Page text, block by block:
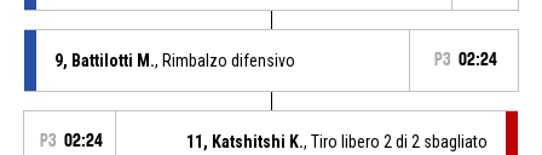
9, Battilotti M., Rimbalzo difensivo P3 02:24
P3 02:24 11, Katshitshi K., Tiro libero 2 di 2 sbagliato